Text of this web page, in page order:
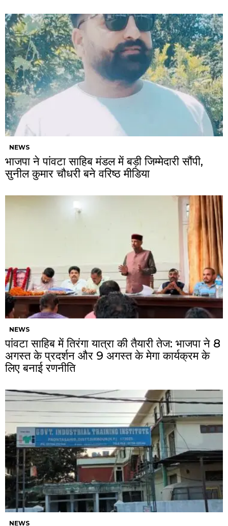
NEWS
भाजपा ने पांवटा साहिब मंडल में बड़ी जिम्मेदारी सौंपी,
सुनील कुमार चौधरी बने वरिष्ठ मीडिया
NEWS
पांवटा साहिब में तिरंगा यात्रा की तैयारी तेज: भाजपा ने 8
अगस्त के प्रदर्शन और 9 अगस्त के मेगा कार्यक्रम के
लिए बनाई रणनीति
NEWS